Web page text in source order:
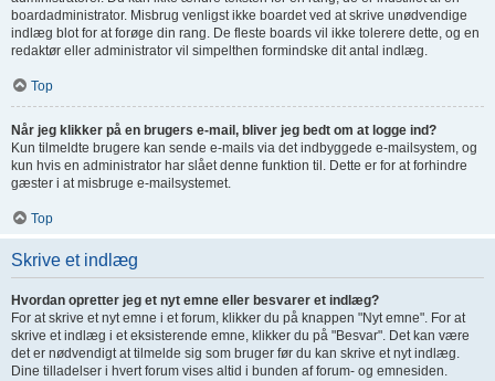
boardadministrator. Misbrug venligst ikke boardet ved at skrive unødvendige
indlæg blot for at forøge din rang. De fleste boards vil ikke tolerere dette, og en
redaktør eller administrator vil simpelthen formindske dit antal indlæg.
Top
Når jeg klikker på en brugers e-mail, bliver jeg bedt om at logge ind?
Kun tilmeldte brugere kan sende e-mails via det indbyggede e-mailsystem, og
kun hvis en administrator har slået denne funktion til. Dette er for at forhindre
gæster i at misbruge e-mailsystemet.
Top
Skrive et indlæg
Hvordan opretter jeg et nyt emne eller besvarer et indlæg?
For at skrive et nyt emne i et forum, klikker du på knappen "Nyt emne". For at
skrive et indlæg i et eksisterende emne, klikker du på "Besvar". Det kan være
det er nødvendigt at tilmelde sig som bruger før du kan skrive et nyt indlæg.
Dine tilladelser i hvert forum vises altid i bunden af forum- og emnesiden.